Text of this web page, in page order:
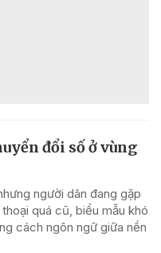
đổi số ở vùng
người dân đang gặp
quá cũ, biểu mẫu khó
cách ngôn ngữ giữa nền